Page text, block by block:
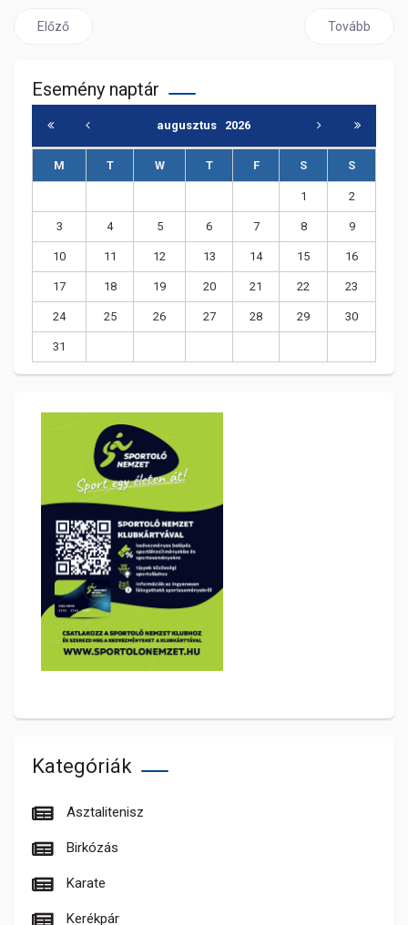
Előző cikk: BVSC Napló: Egyéni és csapatsikerek
Előző Következő
Tovább
Esemény naptár
augusztus 2026
M T W T F S S
1 2
3 4 5 6 7 8 9
10 11 12 13 14 15 16
17 18 19 20 21 22 23
24 25 26 27 28 29 30
31
Kategóriák
Asztalitenisz
Birkózás
Karate
Kerékpár